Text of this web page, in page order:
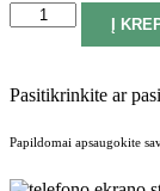
produkto
kiekis:
Į
Pasitikrinkite ar
Papildomai apsaugokite